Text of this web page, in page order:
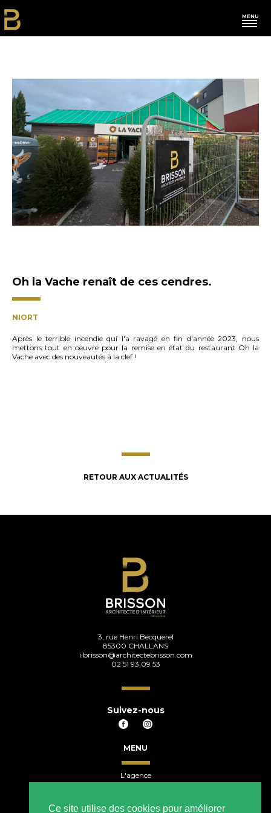
Ce site utilise des cookies pour améliorer
MENU
Restau-Hôtels
Commerces
Bureaux
Franchises
Habitations
Oh la Vache renaît de ces cendres.
NIORT
Après le terrible incendie qui l'a ravagé en fin d'année 2023, nous
mettons tout en oeuvre pour la remise en état du restaurant Oh la
Vache avec des nouveautés à la clef !
RETOUR AUX ACTUALITÉS
3, rue Henri Becquerel
85300 CHALLANS
i.brisson@architectebrisson.com
02 51 93 09 53
Suivez-nous
MENU
L'agence
Nos actus
Commerces